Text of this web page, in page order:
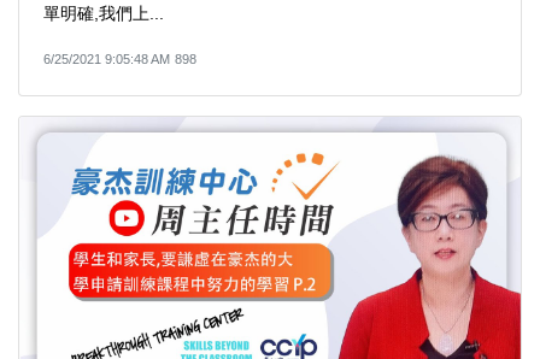
單明確,我們上...
6/25/2021 9:05:48 AM 898